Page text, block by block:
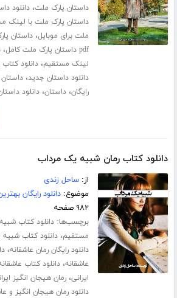
داستان پارک ملت،دانلود
داستان پارک ملت با لینک
ملت برای موبایل،داستان
pdf داستان پارک ملت کامل ،
لینک مستقیم،دانلود
دانلود داستان جدید،
رایگان،داستان،دانلود
دانلود کتاب رمان شبیه یک مرداب
از:ساحل زندی
موضوع:دانلود رایگان
۹۸۲ صفحه
برچسب‌ها:دانلود کتاب
مستقیم،دانلود کتاب
دانلود رایگان رمان عاشقانه،
عاشقانه،دانلود کتاب
ایرانی،رمان هیجان انگیز
دانلود رمان هیجان انگیز و